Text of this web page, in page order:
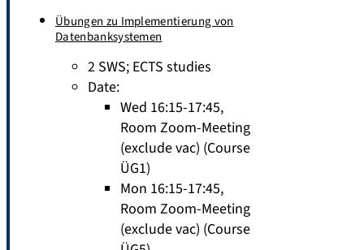
Übungen zu Implementierung von
Datenbanksystemen
2 SWS; ECTS studies
Date:
Wed 16:15-17:45,
Room Zoom-Meeting
(exclude vac) (Course
ÜG1)
Mon 16:15-17:45,
Room Zoom-Meeting
(exclude vac) (Course